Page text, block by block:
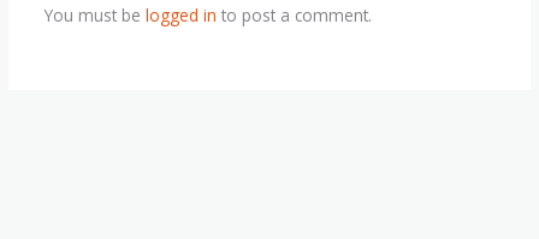
You must be logged in to post a comment.